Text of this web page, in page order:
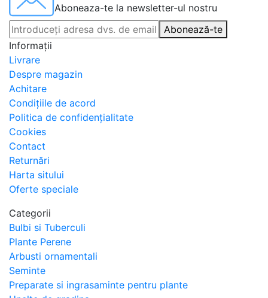
Aboneaza-te la newsletter-ul nostru
Abonează-te
Informaţii
Livrare
Despre magazin
Achitare
Condițiile de acord
Politica de confidențialitate
Cookies
Contact
Returnări
Harta sitului
Oferte speciale
Categorii
Bulbi si Tuberculi
Plante Perene
Arbusti ornamentali
Seminte
Preparate si ingrasaminte pentru plante